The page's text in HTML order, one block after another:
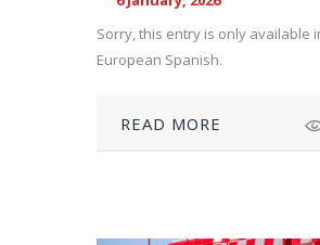
Sorry, this entry is only available
European Spanish.
READ MORE